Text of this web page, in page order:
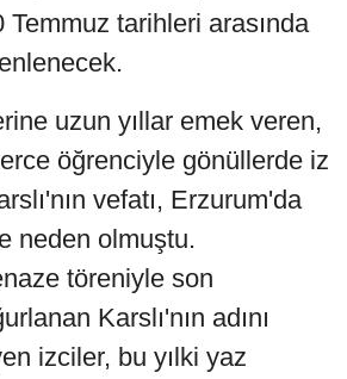
Temmuz tarihleri arasında
uzun yıllar emek veren,
öğrenciyle gönüllerde iz
vefatı, Erzurum'da
neden olmuştu.
töreniyle son
Karslı'nın adını
izciler, bu yılki yaz